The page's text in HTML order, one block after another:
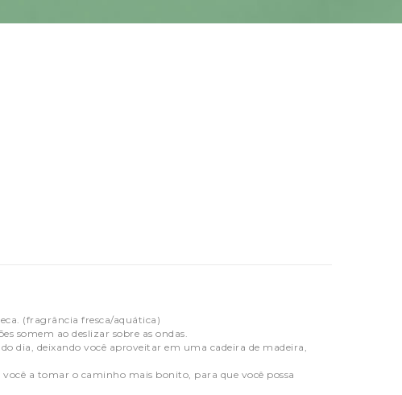
(fragrância fresca/aquática)
somem ao deslizar sobre as ondas.
dia, deixando você aproveitar em uma cadeira de madeira,
você a tomar o caminho mais bonito, para que você possa